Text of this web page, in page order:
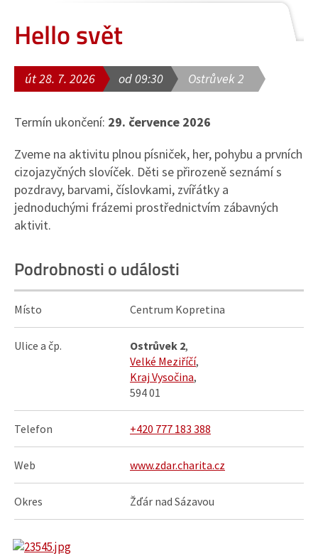
Hello svět
út 28. 7. 2026 od 09:30 Ostrůvek 2
Termín ukončení: 29. července 2026
Zveme na aktivitu plnou písniček, her, pohybu a prvních
cizojazyčných slovíček. Děti se přirozeně seznámí s
pozdravy, barvami, číslovkami, zvířátky a
jednoduchými frázemi prostřednictvím zábavných
aktivit.
Podrobnosti o události
Místo Centrum Kopretina
Ulice a čp. Ostrůvek 2,
Velké Meziříčí,
Kraj Vysočina,
594 01
Telefon +420 777 183 388
Web www.zdar.charita.cz
Okres Žďár nad Sázavou